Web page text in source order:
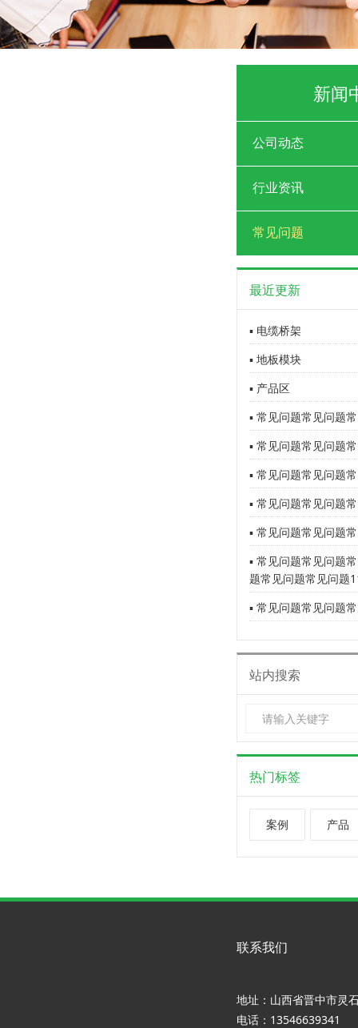
新闻
公司动态
行业资讯
常见问题
最近更新
▪ 电缆桥架
▪ 地板模块
▪ 产品区
▪ 常见问题常见问题
▪ 常见问题常见问题
▪ 常见问题常见问题
▪ 常见问题常见问题
▪ 常见问题常见问题
▪ 常见问题常见问题
题常见问题常见问题
▪ 常见问题常见问题
站内搜索
热门标签
案例 产品
联系我们
地址：山西省晋中市灵
电话：13546639341